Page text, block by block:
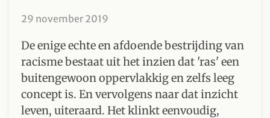
29 november 2019
De enige echte en afdoende bestrijding van
racisme bestaat uit het inzien dat 'ras' een
buitengewoon oppervlakkig en zelfs leeg
concept is. En vervolgens naar dat inzicht
leven, uiteraard. Het klinkt eenvoudig,